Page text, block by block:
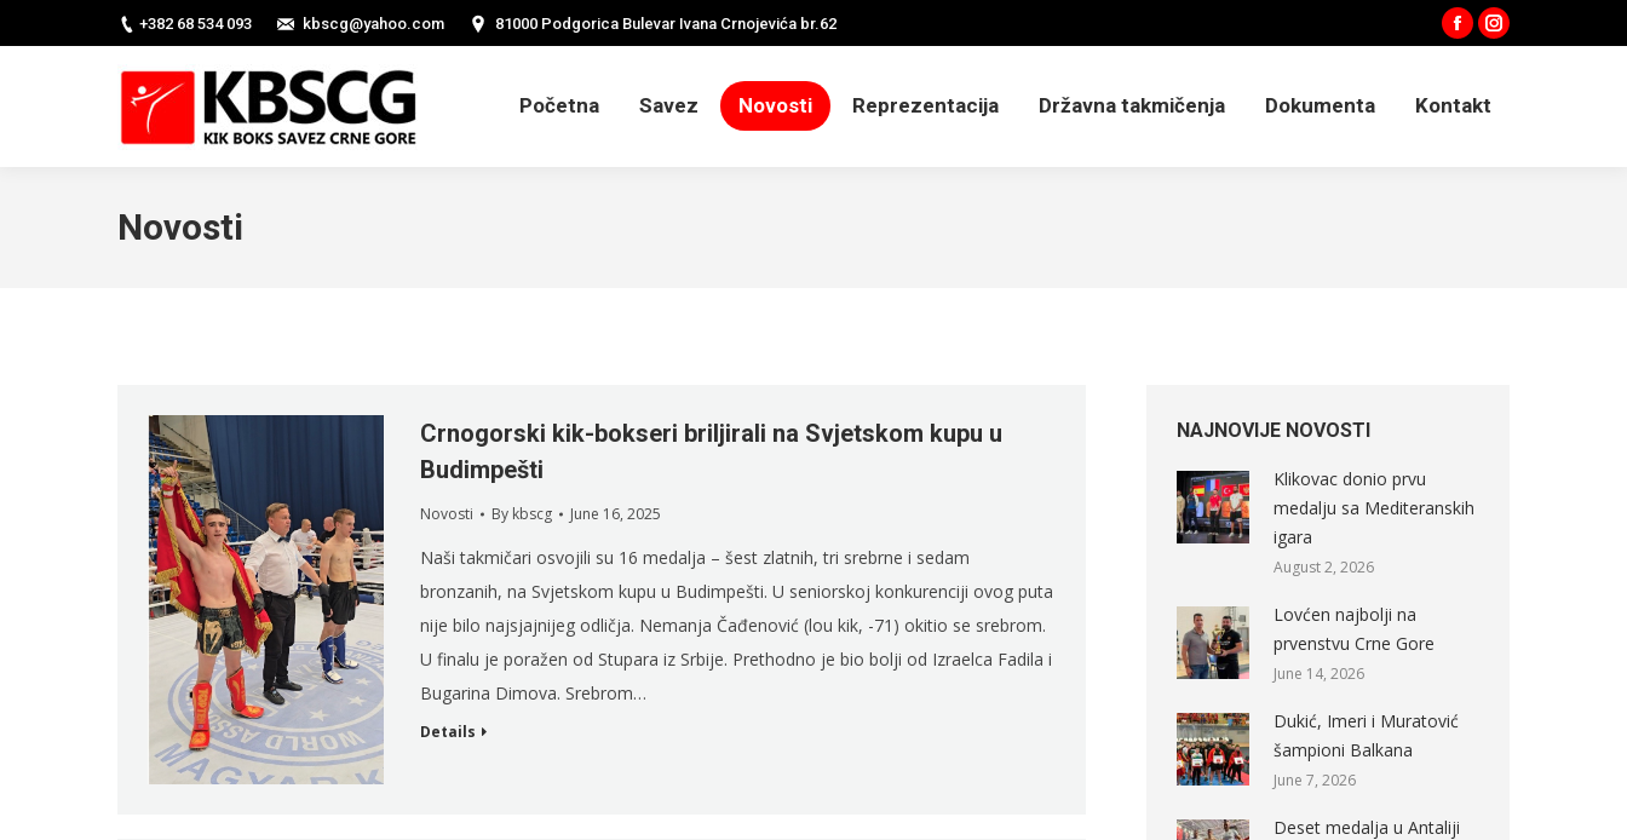
+382 68 534 093 kbscg@yahoo.com 81000 Podgorica Bulevar Ivana Crnojevića br.62
FacebookInstagram
Početna Savez Novosti Reprezentacija Državna takmičenja Dokumenta Kontakt
Novosti
Crnogorski kik-bokseri briljirali na Svjetskom kupu u
Budimpešti
Novosti By kbscg June 16, 2025
Naši takmičari osvojili su 16 medalja – šest zlatnih, tri srebrne i sedam
bronzanih, na Svjetskom kupu u Budimpešti. U seniorskoj konkurenciji ovog puta
nije bilo najsjajnijeg odličja. Nemanja Čađenović (lou kik, -71) okitio se srebrom.
U finalu je poražen od Stupara iz Srbije. Prethodno je bio bolji od Izraelca Fadila i
Bugarina Dimova. Srebrom…
Details
NAJNOVIJE NOVOSTI
Klikovac donio prvu
medalju sa Mediteranskih
igara
August 2, 2026
Lovćen najbolji na
prvenstvu Crne Gore
June 14, 2026
Dukić, Imeri i Muratović
šampioni Balkana
June 7, 2026
Deset medalja u Antaliji